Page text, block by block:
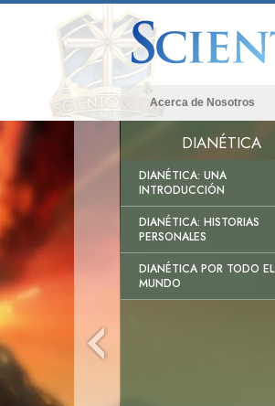
Acerca de Nosotros
DIANÉTICA
DIANÉTICA: UNA
INTRODUCCIÓN
DIANÉTICA: HISTORIAS
PERSONALES
DIANÉTICA POR TODO EL
MUNDO